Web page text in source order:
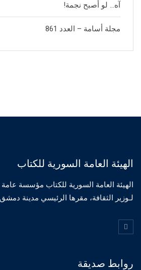
آه… لو أصبح نجمة!
مجلة أسامة – العدد 861
الهيئة العامة السورية للكتاب
الهيئة العامة السورية للكتاب مؤسسة
لـوزير الثقافة، مقرها الرئيسي مدينة دمشق
روابط صديقة